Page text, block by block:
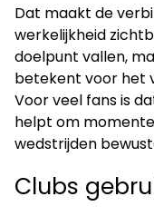
Dat maakt de
werkelijkheid
doelpunt vallen,
betekent voor het
Voor veel fans is
helpt om
wedstrijden
Clubs